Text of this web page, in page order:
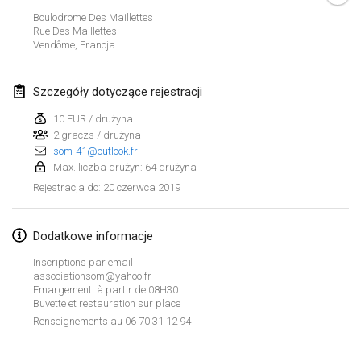
Lista widoku
Boulodrome Des Maillettes
Rue Des Maillettes
Vendôme, Francja
Szczegóły dotyczące rejestracji
10 EUR / drużyna
2 graczs / drużyna
som-41@outlook.fr
Max. liczba drużyn: 64 drużyna
Rejestracja do: 20 czerwca 2019
Dodatkowe informacje
Inscriptions par email
associationsom@yahoo.fr
Emargement à partir de 08H30
Buvette et restauration sur place
Renseignements au 06 70 31 12 94
luty 2019
2 lut 2019| Finlandia
Lumi Mölkky
9 lut 2019|Finlandia
Tournoi de la St Valentin
OTH
16 lut 2019|Finlandia
Indoor des Bouchons